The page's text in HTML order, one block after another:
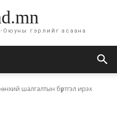
гэрлийг асаана
шалгалтын бүртгэл ирэх